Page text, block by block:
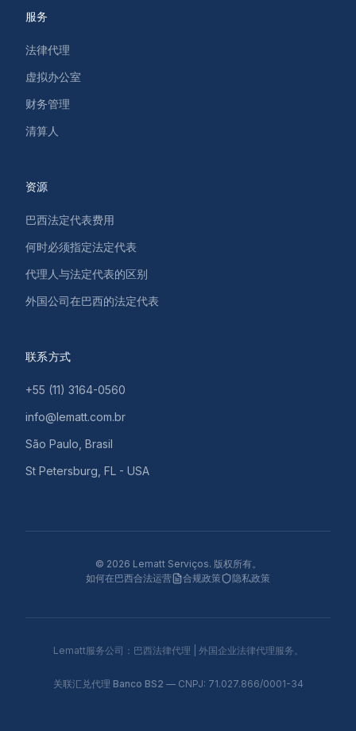
服务
法律代理
虚拟办公室
财务管理
清算人
资源
巴西法定代表费用
何时必须指定法定代表
代理人与法定代表的区别
外国公司在巴西的法定代表
联系方式
+55 (11) 3164-0560
info@lematt.com.br
São Paulo, Brasil
St Petersburg, FL - USA
© 2026 Lematt Serviços. 版权所有。
如何在巴西合法运营
合规政策 隐私政策
Lematt服务公司：巴西法律代理 | 外国企业法律代理服务。
关联汇兑代理 Banco BS2 — CNPJ: 71.027.866/0001-34